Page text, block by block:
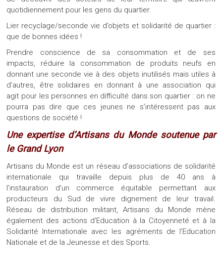
quotidiennement pour les gens du quartier.
Lier recyclage/seconde vie d’objets et solidarité de quartier :
que de bonnes idées !
Prendre conscience de sa consommation et de ses
impacts, réduire la consommation de produits neufs en
donnant une seconde vie à des objets inutilisés mais utiles à
d’autres, être solidaires en donnant à une association qui
agit pour les personnes en difficulté dans son quartier : on ne
pourra pas dire que ces jeunes ne s’intéressent pas aux
questions de société !
Une expertise d’Artisans du Monde soutenue par
le Grand Lyon
Artisans du Monde est un réseau d’associations de solidarité
internationale qui travaille depuis plus de 40 ans à
l’instauration d’un commerce équitable permettant aux
producteurs du Sud de vivre dignement de leur travail.
Réseau de distribution militant, Artisans du Monde mène
également des actions d’Education à la Citoyenneté et à la
Solidarité Internationale avec les agréments de l’Education
Nationale et de la Jeunesse et des Sports.